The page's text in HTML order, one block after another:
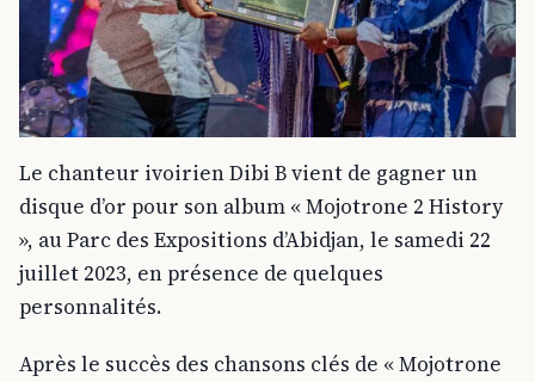
Le chanteur ivoirien Dibi B vient de gagner un
disque d’or pour son album « Mojotrone 2 History
», au Parc des Expositions d’Abidjan, le samedi 22
juillet 2023, en présence de quelques
personnalités.
Après le succès des chansons clés de « Mojotrone